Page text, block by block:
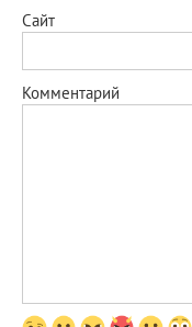
Сайт
Комментарий